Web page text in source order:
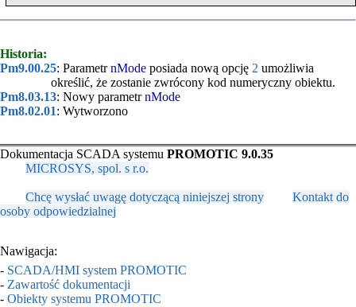
Historia:
Pm9.00.25: ParametrnMode posiada nową opcję 2 umożliwia
określić, że zostanie zwrócony kod numeryczny obiektu.
Pm8.03.13: Nowy parametrnMode
Pm8.02.01: Wytworzono
Dokumentacja SCADA systemu PROMOTIC 9.0.35
MICROSYS, spol. s r.o.
Chcę wysłać uwagę dotyczącą niniejszej strony
Kontakt do
osoby odpowiedzialnej
Nawigacja:
- SCADA/HMI system PROMOTIC
- Zawartość dokumentacji
- Obiekty systemu PROMOTIC